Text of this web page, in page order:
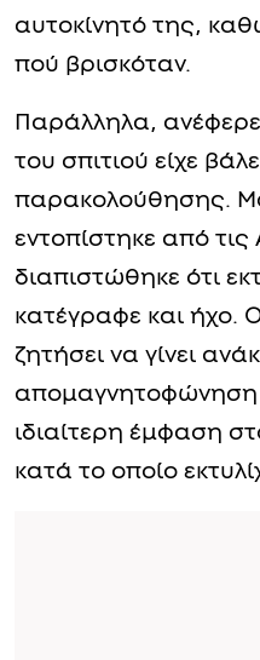
αυτοκίνητό της,
πού βρισκόταν.
Παράλληλα, ανέφερε
του σπιτιού είχε
παρακολούθησης.
εντοπίστηκε από τις
διαπιστώθηκε ότι
κατέγραφε και ήχο.
ζητήσει να γίνει
απομαγνητοφώνηση
ιδιαίτερη έμφαση
κατά το οποίο